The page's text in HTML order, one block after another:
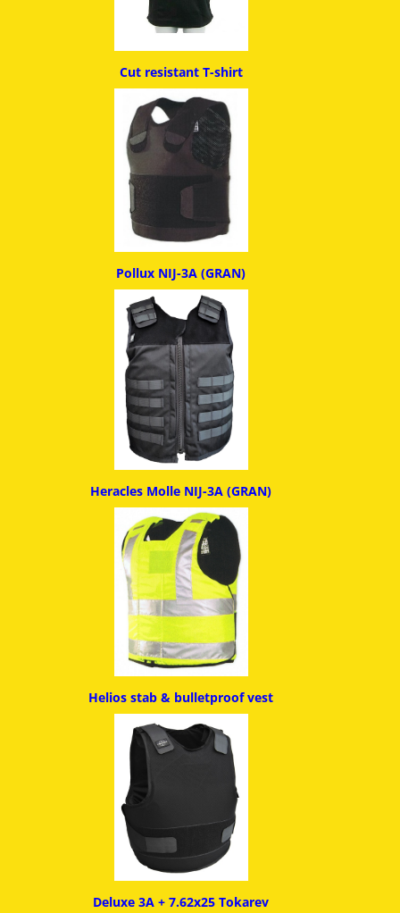
Cut resistant T-shirt
Pollux NIJ-3A (GRAN)
Heracles Molle NIJ-3A (GRAN)
Helios stab & bulletproof vest
Deluxe 3A + 7.62x25 Tokarev